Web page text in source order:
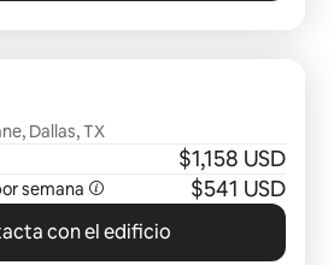
Dallas, TX
$1,158 USD
semana $541 USD
con el edificio